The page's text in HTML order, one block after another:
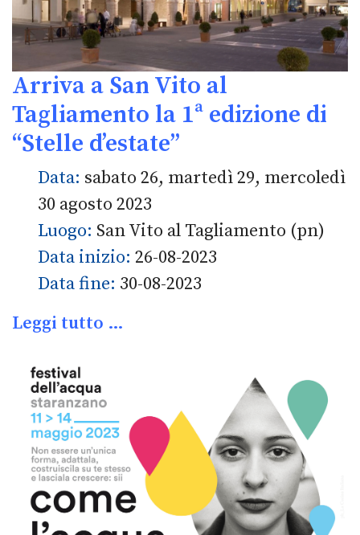
Arriva a San Vito al
Tagliamento la 1ª edizione di
“Stelle d’estate”
Data: sabato 26, martedì 29, mercoledì
30 agosto 2023
Luogo: San Vito al Tagliamento (pn)
Data inizio: 26-08-2023
Data fine: 30-08-2023
Leggi tutto …